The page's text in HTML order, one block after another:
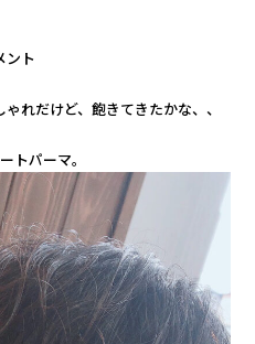
ント
れだけど、飽きてきたかな、、
トパーマ。